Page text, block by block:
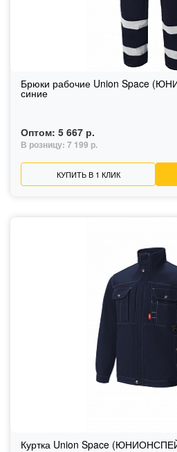
Брюки рабочие Union Space
синие
Оптом: 5 667 р.
В розницу: 7 199 р.
КУПИТЬ В 1 КЛИК
Куртка Union Space